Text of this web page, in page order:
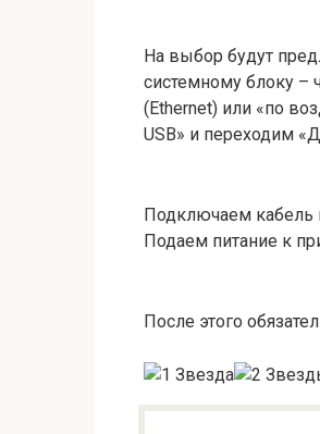
На выбор будут
системному блоку –
(Ethernet) или «по
USB» и переходим
Подключаем кабель
Подаем питание к
После этого